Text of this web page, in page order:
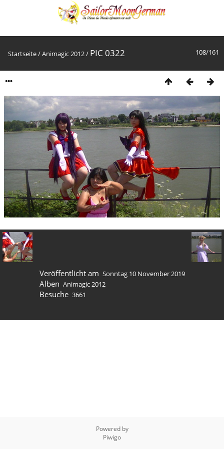
108/161
Startseite/Animagic 2012/ PIC 0322
Veröffentlicht am Sonntag 10 November 2019
Alben Animagic 2012
Besuche 3661
Powered by
Piwigo